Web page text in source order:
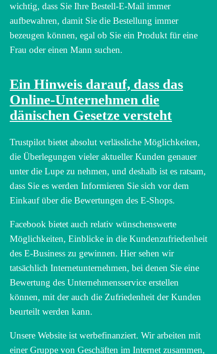
wichtig, dass Sie Ihre Bestell-E-Mail immer
aufbewahren, damit Sie die Bestellung immer
bezeugen können, egal ob Sie ein Produkt für eine
Frau oder einen Mann suchen.
Ein Hinweis darauf, dass das
Online-Unternehmen die
dänischen Gesetze versteht
Trustpilot bietet absolut verlässliche Möglichkeiten,
die Überlegungen vieler aktueller Kunden genauer
unter die Lupe zu nehmen, und deshalb ist es ratsam,
dass Sie es werden Informieren Sie sich vor dem
Einkauf über die Bewertungen des E-Shops.
Facebook bietet auch relativ wünschenswerte
Möglichkeiten, Einblicke in die Kundenzufriedenheit
des E-Business zu gewinnen. Hier sehen wir
tatsächlich Internetunternehmen, bei denen Sie eine
Bewertung des Unternehmensservice erstellen
können, mit der auch die Zufriedenheit der Kunden
beurteilt werden kann.
Unsere Website ist werbefinanziert. Wir arbeiten mit
einer Gruppe von Geschäften im Internet zusammen,